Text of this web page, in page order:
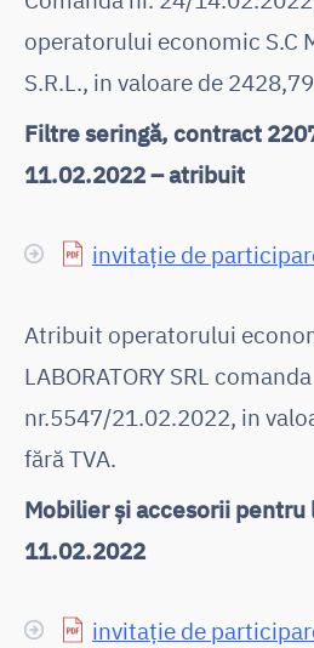
operatorului economic S.C
S.R.L., in valoare de
Filtre seringă, contract
11.02.2022 – atribuit
invitație de
Atribuit operatorului
LABORATORY SRL comanda
nr.5547/21.02.2022, in
fără TVA.
Mobilier și accesorii pentru
11.02.2022
invitație de